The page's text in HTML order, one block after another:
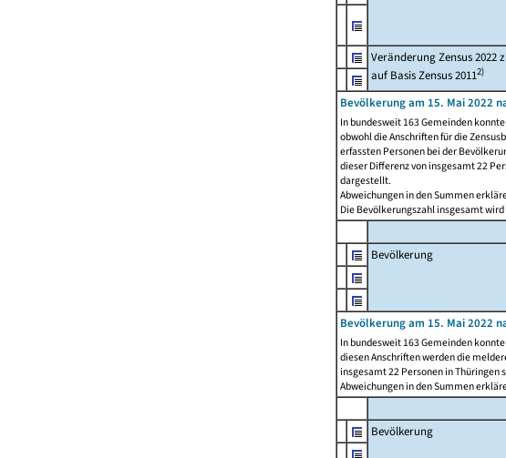
Veränderung Zensus 2022
auf Basis Zensus 20112)
Bevölkerung am 15. Mai 2022
In bundesweit 163 Gemeinden
obwohl die Anschriften für die
erfassten Personen bei der
dieser Differenz von insgesamt 22
dargestellt.
Abweichungen in den Summen
Die Bevölkerungszahl insgesamt
Bevölkerung
Bevölkerung am 15. Mai 2022
In bundesweit 163 Gemeinden
diesen Anschriften werden die
insgesamt 22 Personen in
Abweichungen in den Summen
Bevölkerung